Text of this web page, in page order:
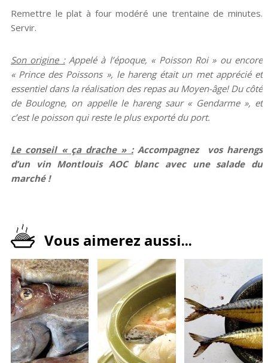
Remettre le plat à four modéré une trentaine de minutes.
Servir.
Son origine :Appelé à l’époque, « Poisson Roi » ou encore
« Prince des Poissons », le hareng était un met apprécié et
essentiel dans la réalisation des repas au Moyen-âge! Du côté
de Boulogne, on appelle le hareng saur « Gendarme », et
c’est le poisson qui reste le plus exporté du port.
Le conseil « ça drache » :Accompagnez
vos harengs
d’un vin Montlouis AOC blanc avec une salade du
marché !
Vous aimerez aussi...